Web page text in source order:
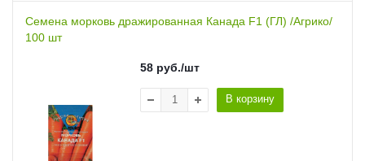
Семена морковь дражированная Канада F1 (ГЛ) /Агрико/
100 шт
58 руб./шт
В корзину